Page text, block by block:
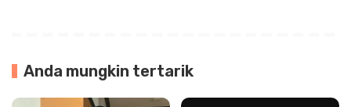
Anda mungkin tertarik